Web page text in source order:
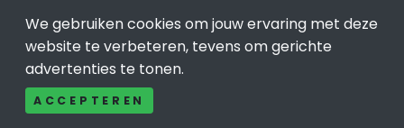
Bekend in Arnhem
We gebruiken cookies om jouw ervaring met deze
website te verbeteren, tevens om gerichte
advertenties te tonen.
ACCEPTEREN